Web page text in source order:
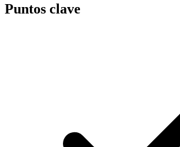
Puntos clave